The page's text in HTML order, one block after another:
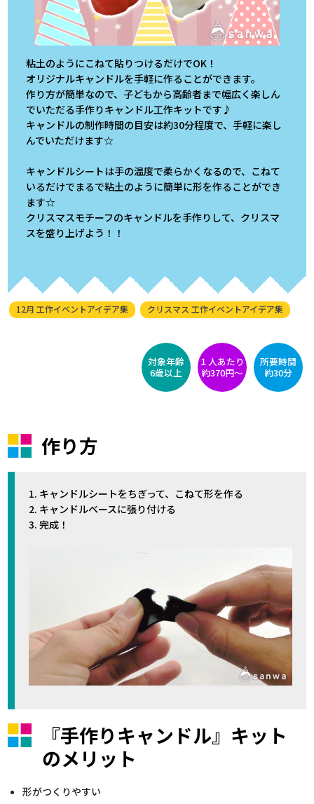
粘土のようにこねて貼りつけるだけでOK！
オリジナルキャンドルを手軽に作ることができます。
作り方が簡単なので、子どもから高齢者まで幅広く楽しん
でいただる手作りキャンドル工作キットです♪
キャンドルの制作時間の目安は約30分程度で、手軽に楽し
んでいただけます☆
キャンドルシートは手の温度で柔らかくなるので、こねて
いるだけでまるで粘土のように簡単に形を作ることができ
ます☆
クリスマスモチーフのキャンドルを手作りして、クリスマ
スを盛り上げよう！！
12月 工作イベントアイデア集 クリスマス 工作イベントアイデア集
対象年齢
6歳以上
１人あたり
約370円〜
所要時間
約30分
作り方
1. キャンドルシートをちぎって、こねて形を作る
2. キャンドルベースに張り付ける
3. 完成！
『手作りキャンドル』キット
のメリット
形がつくりやすい